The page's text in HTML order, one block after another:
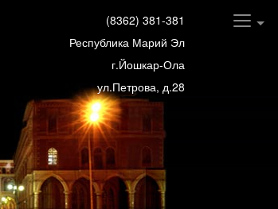
(8362) 381-381
Республика Марий Эл
г.Йошкар-Ола
ул.Петрова, д.28